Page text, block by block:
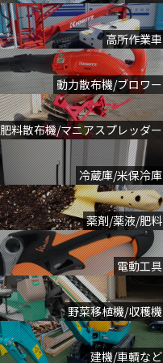
高所作業車
動力散布機/ブロワー
肥料散布機/マニアスプレッダー
冷蔵庫/米保冷庫
薬剤/薬液/肥料
電動工具
野菜移植機/収穫機
建機/車輌など